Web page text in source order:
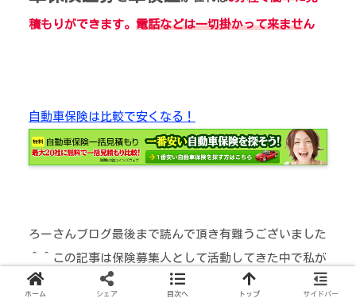
積もりができます。 電話などは一切掛かって来ません
自動車保険は比較で安くなる！
ろーさんブログ最後まで読んで頂き有難うございました
＾＾この記事は保険募集人として活動してきた中で私が
お客様からネット保険の相談を受ける事が多い為 記事
ホーム シェア 目次へ トップ サイドバー